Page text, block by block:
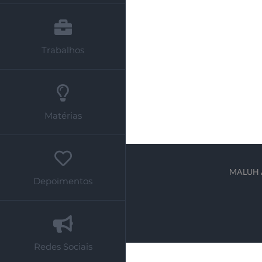
Trabalhos
Matérias
Depoimentos
Redes Sociais
MALUH